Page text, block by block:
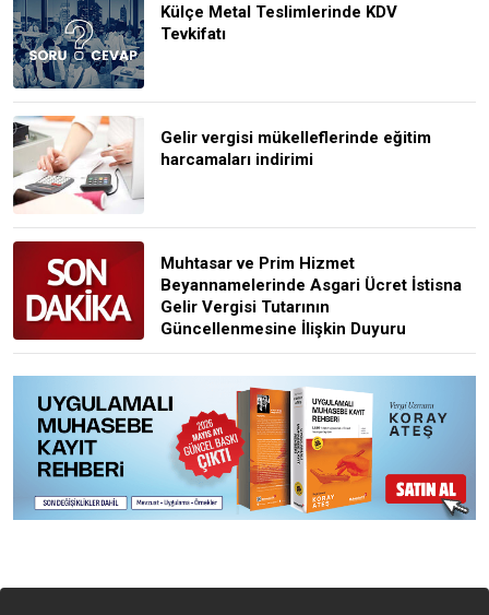
Külçe Metal Teslimlerinde KDV
Tevkifatı
Gelir vergisi mükelleflerinde eğitim
harcamaları indirimi
Muhtasar ve Prim Hizmet
Beyannamelerinde Asgari Ücret İstisna
Gelir Vergisi Tutarının
Güncellenmesine İlişkin Duyuru